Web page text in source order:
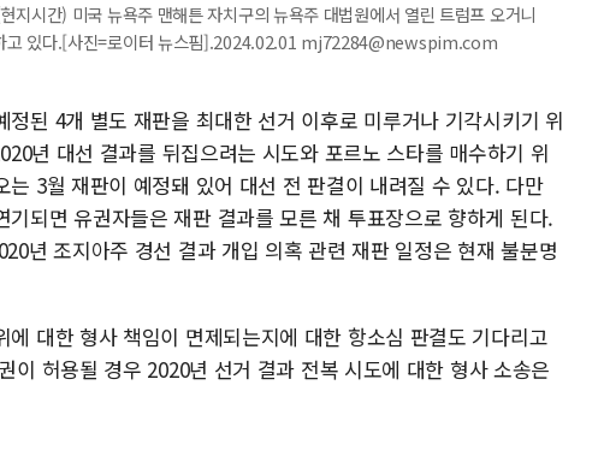
지시간) 미국 뉴욕주 맨해튼 자치구의 뉴욕주 대법원에서 열린 트럼프 오거니
고 있다.[사진=로이터 뉴스핌].2024.02.01 mj72284@newspim.com
된 4개 별도 재판을 최대한 선거 이후로 미루거나 기각시키기 위
년 대선 결과를 뒤집으려는 시도와 포르노 스타를 매수하기 위
3월 재판이 예정돼 있어 대선 전 판결이 내려질 수 있다. 다만
되면 유권자들은 재판 결과를 모른 채 투표장으로 향하게 된다.
년 조지아주 경선 결과 개입 의혹 관련 재판 일정은 현재 불분명
대한 형사 책임이 면제되는지에 대한 항소심 판결도 기다리고
이 허용될 경우 2020년 선거 결과 전복 시도에 대한 형사 소송은